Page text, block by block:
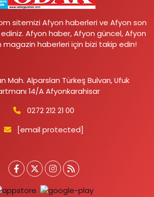
sitemizi Afyon haberleri ve Afyon son
Afyon haber, Afyon güncel, Afyon
magazin haberleri için bizi takip edin!
Mah. Alparslan Türkeş Bulvarı, Ufuk
14/A Afyonkarahisar
0272 212 21 00
[email protected]